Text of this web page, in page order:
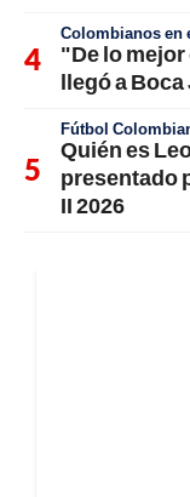
Colombianos en
"De lo
llegó a
Fútbol
Quién es
presentado
II 2026